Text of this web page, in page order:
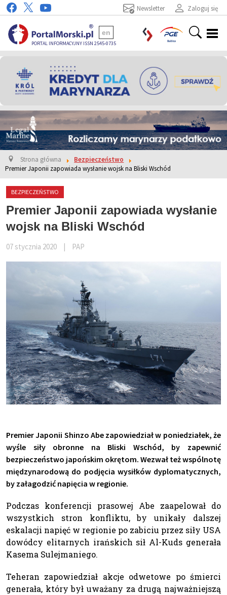
Zaloguj się
Newsletter
PORTAL INFORMACYJNY ISSN 2545-0735
en
Strona główna
Bezpieczeństwo
Premier Japonii zapowiada wysłanie wojsk na Bliski Wschód
BEZPIECZEŃSTWO
Premier Japonii zapowiada wysłanie
wojsk na Bliski Wschód
07 stycznia 2020 PAP
Premier Japonii Shinzo Abe zapowiedział w poniedziałek, że
wyśle siły obronne na Bliski Wschód, by zapewnić
bezpieczeństwo japońskim okrętom. Wezwał też wspólnotę
międzynarodową do podjęcia wysiłków dyplomatycznych,
by załagodzić napięcia w regionie.
Podczas konferencji prasowej Abe zaapelował do
wszystkich stron konfliktu, by unikały dalszej
eskalacji napięć w regionie po zabiciu przez siły USA
dowódcy elitarnych irańskich sił Al-Kuds generała
Kasema Sulejmaniego.
Teheran zapowiedział akcje odwetowe po śmierci
generała, który był uważany za drugą najważniejszą